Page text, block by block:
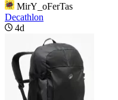
MirY_oFerTas
Decathlon
4d